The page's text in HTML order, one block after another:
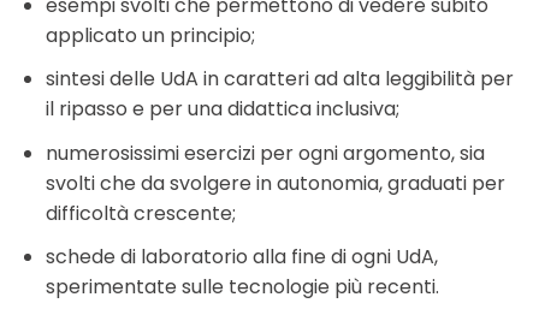
applicato un principio;
sintesi delle UdA in caratteri ad alta leggibilità per
il ripasso e per una didattica inclusiva;
numerosissimi esercizi per ogni argomento, sia
svolti che da svolgere in autonomia, graduati per
difficoltà crescente;
schede di laboratorio alla fine di ogni UdA,
sperimentate sulle tecnologie più recenti.